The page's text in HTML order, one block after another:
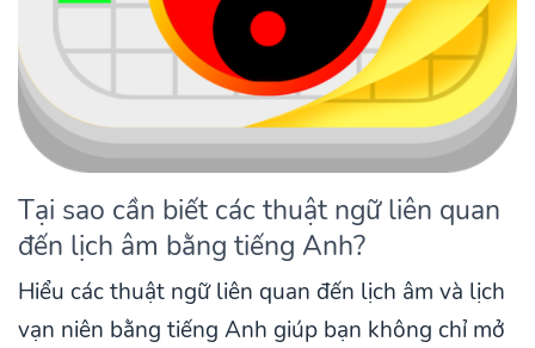
Tại sao cần biết các thuật ngữ liên quan
đến lịch âm bằng tiếng Anh?
Hiểu các thuật ngữ liên quan đến lịch âm và lịch
vạn niên bằng tiếng Anh giúp bạn không chỉ mở